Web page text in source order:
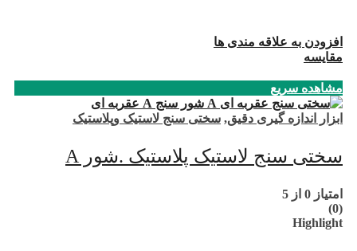
افزودن به علاقه مندی ها
مقایسه
مشاهده سریع
ابزار اندازه گیری دقیق, سختی سنج لاستیک وپلاستیک
سختی سنج لاستیک پلاستیک .شور A
امتیاز 0 از 5
(0)
Highlight